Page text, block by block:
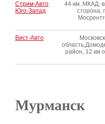
Стрим-Авто
Юго-Запад
44-км. МКАД,
сторона,
Вист-Авто
район, 12 км
Мурманск